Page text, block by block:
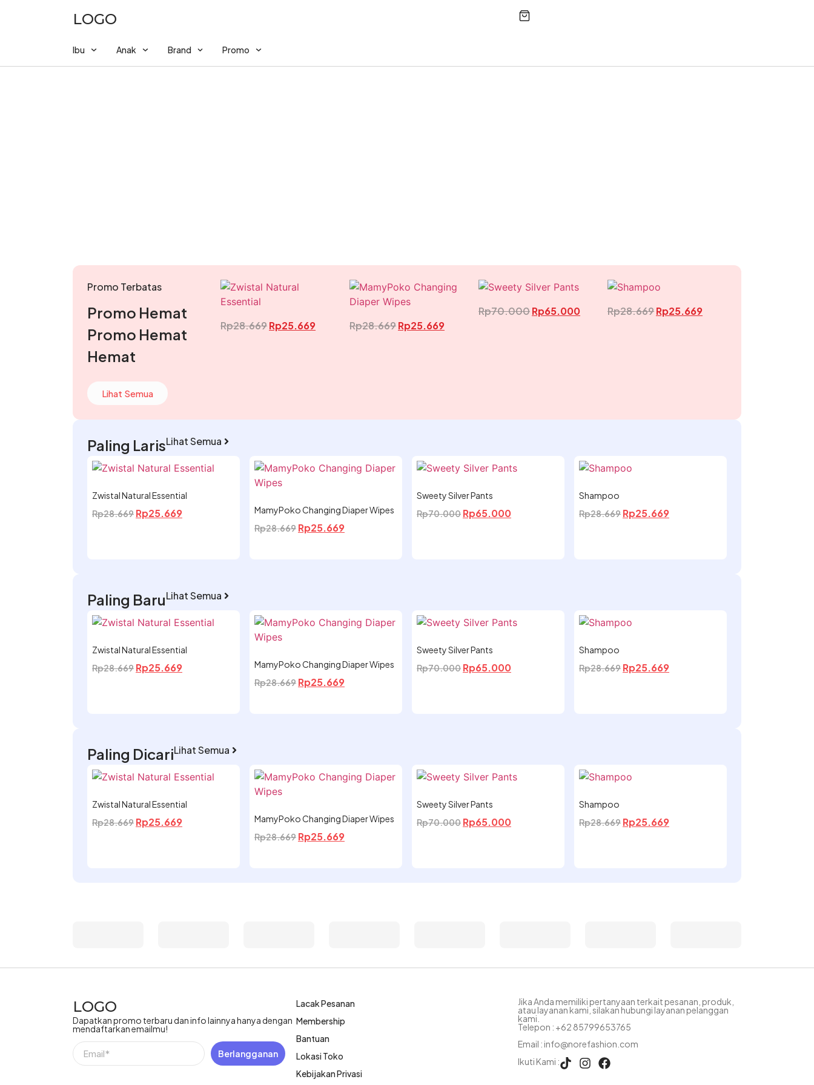
LOGO
Ibu Anak Brand Promo
Promo Terbatas
Promo Hemat
Promo Hemat
Hemat
Lihat Semua
Rp28.669Rp25.669 Rp28.669Rp25.669
Rp70.000Rp65.000 Rp28.669Rp25.669
Paling LarisLihat Semua
Zwistal Natural Essential
Rp28.669 Rp25.669
MamyPoko Changing Diaper Wipes
Rp28.669 Rp25.669
Sweety Silver Pants
Rp70.000 Rp65.000
Shampoo
Rp28.669 Rp25.669
Paling BaruLihat Semua
Zwistal Natural Essential
Rp28.669 Rp25.669
MamyPoko Changing Diaper Wipes
Rp28.669 Rp25.669
Sweety Silver Pants
Rp70.000 Rp65.000
Shampoo
Rp28.669 Rp25.669
Paling DicariLihat Semua
Zwistal Natural Essential
Rp28.669 Rp25.669
MamyPoko Changing Diaper Wipes
Rp28.669 Rp25.669
Sweety Silver Pants
Rp70.000 Rp65.000
Shampoo
Rp28.669 Rp25.669
LOGO
Dapatkan promo terbaru dan info lainnya hanya dengan
mendaftarkan emailmu!
Berlangganan
Lacak Pesanan
Membership
Bantuan
Lokasi Toko
Kebijakan Privasi
Jika Anda memiliki pertanyaan terkait pesanan, produk,
atau layanan kami, silakan hubungi layanan pelanggan
kami.
Telepon : +62 85799653765
Email : info@norefashion.com
Ikuti Kami :